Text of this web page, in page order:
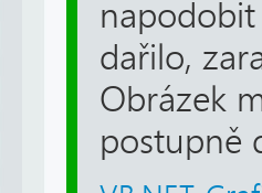
dařilo,
Obrázek
postupně